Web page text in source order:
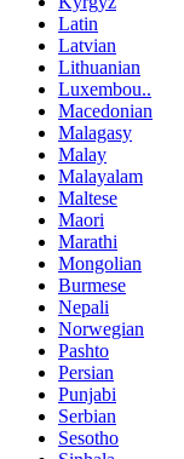
Latin
Latvian
Lithuanian
Luxembou..
Macedonian
Malagasy
Malay
Malayalam
Maltese
Maori
Marathi
Mongolian
Burmese
Nepali
Norwegian
Pashto
Persian
Punjabi
Serbian
Sesotho